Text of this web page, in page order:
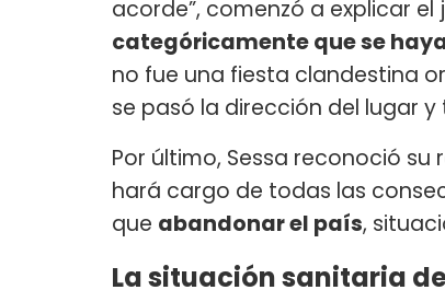
acorde”, comenzó a explicar el
categóricamente que se
no fue una fiesta clandestina
se pasó la dirección del lugar
Por último, Sessa reconoció
hará cargo de todas las
que abandonar el país,
La situación sanitaria